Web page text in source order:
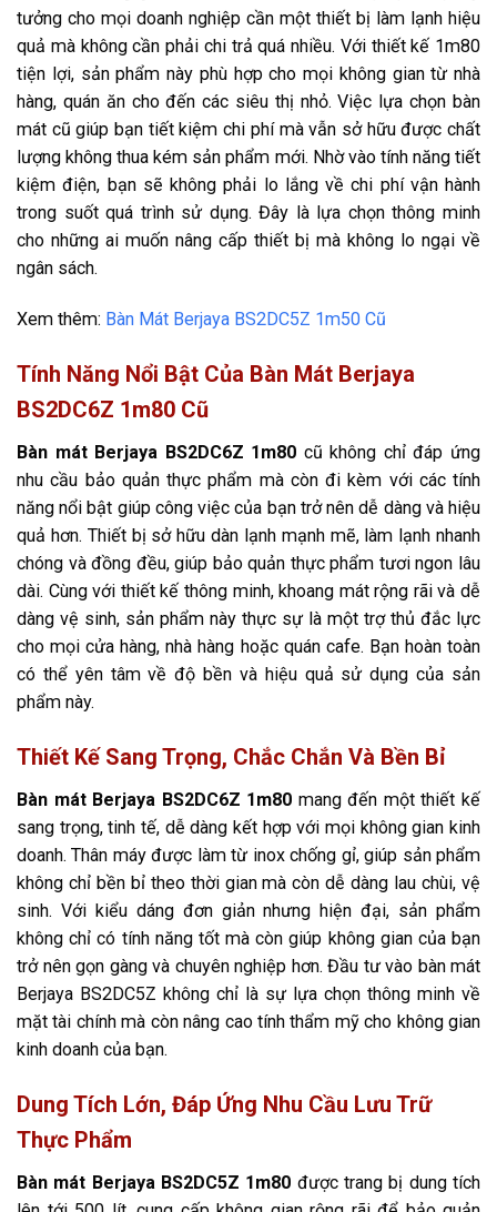
tưởng cho mọi doanh nghiệp cần một thiết bị làm lạnh hiệu
quả mà không cần phải chi trả quá nhiều. Với thiết kế 1m80
tiện lợi, sản phẩm này phù hợp cho mọi không gian từ nhà
hàng, quán ăn cho đến các siêu thị nhỏ. Việc lựa chọn bàn
mát cũ giúp bạn tiết kiệm chi phí mà vẫn sở hữu được chất
lượng không thua kém sản phẩm mới. Nhờ vào tính năng tiết
kiệm điện, bạn sẽ không phải lo lắng về chi phí vận hành
trong suốt quá trình sử dụng. Đây là lựa chọn thông minh
cho những ai muốn nâng cấp thiết bị mà không lo ngại về
ngân sách.
Xem thêm: Bàn Mát Berjaya BS2DC5Z 1m50 Cũ
Tính Năng Nổi Bật Của Bàn Mát Berjaya
BS2DC6Z 1m80 Cũ
Bàn mát Berjaya BS2DC6Z 1m80 cũ không chỉ đáp ứng
nhu cầu bảo quản thực phẩm mà còn đi kèm với các tính
năng nổi bật giúp công việc của bạn trở nên dễ dàng và hiệu
quả hơn. Thiết bị sở hữu dàn lạnh mạnh mẽ, làm lạnh nhanh
chóng và đồng đều, giúp bảo quản thực phẩm tươi ngon lâu
dài. Cùng với thiết kế thông minh, khoang mát rộng rãi và dễ
dàng vệ sinh, sản phẩm này thực sự là một trợ thủ đắc lực
cho mọi cửa hàng, nhà hàng hoặc quán cafe. Bạn hoàn toàn
có thể yên tâm về độ bền và hiệu quả sử dụng của sản
phẩm này.
Thiết Kế Sang Trọng, Chắc Chắn Và Bền Bỉ
Bàn mát Berjaya BS2DC6Z 1m80 mang đến một thiết kế
sang trọng, tinh tế, dễ dàng kết hợp với mọi không gian kinh
doanh. Thân máy được làm từ inox chống gỉ, giúp sản phẩm
không chỉ bền bỉ theo thời gian mà còn dễ dàng lau chùi, vệ
sinh. Với kiểu dáng đơn giản nhưng hiện đại, sản phẩm
không chỉ có tính năng tốt mà còn giúp không gian của bạn
trở nên gọn gàng và chuyên nghiệp hơn. Đầu tư vào bàn mát
Berjaya BS2DC5Z không chỉ là sự lựa chọn thông minh về
mặt tài chính mà còn nâng cao tính thẩm mỹ cho không gian
kinh doanh của bạn.
Dung Tích Lớn, Đáp Ứng Nhu Cầu Lưu Trữ
Thực Phẩm
Bàn mát Berjaya BS2DC5Z 1m80 được trang bị dung tích